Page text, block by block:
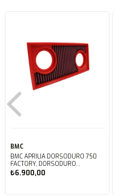
BMC
BMC APRILIA DORSODURO 750
FACTORY, DORSODURO
900, SHIVER 750 GT, SHIVER
750 KUTU İÇİ PERFORMANS
₺6.900,00